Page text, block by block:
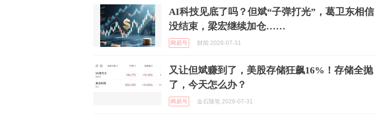
AI科技见底了吗？但斌“子弹打光”，葛卫东相信
没结束，梁宏继续加仓……
网易号 财闻 2026-07-31
又让但斌赚到了，美股存储狂飙16%！存储全抛
了，今天怎么办？
网易号 金石随笔 2026-07-31